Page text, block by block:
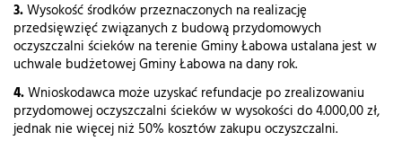
3.Wysokość środków przeznaczonych na realizację
przedsięwzięć związanych z budową przydomowych
oczyszczalni ścieków na terenie Gminy Łabowa ustalana jest w
uchwale budżetowej Gminy Łabowa na dany rok.
4.Wnioskodawca może uzyskać refundacje po zrealizowaniu
przydomowej oczyszczalni ścieków w wysokości do 4.000,00 zł,
jednak nie więcej niż 50% kosztów zakupu oczyszczalni.